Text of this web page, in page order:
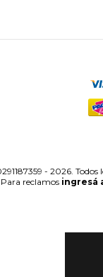
- 2026. Todos
Para reclamos ingresá